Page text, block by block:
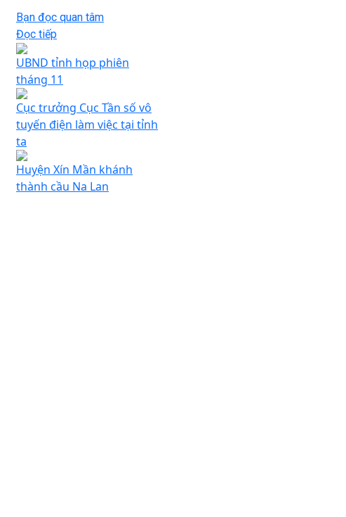
Bạn đọc quan tâm
Đọc tiếp
UBND tỉnh họp phiên
tháng 11
Cục trưởng Cục Tần số vô
tuyến điện làm việc tại tỉnh
ta
Huyện Xín Mần khánh
thành cầu Na Lan